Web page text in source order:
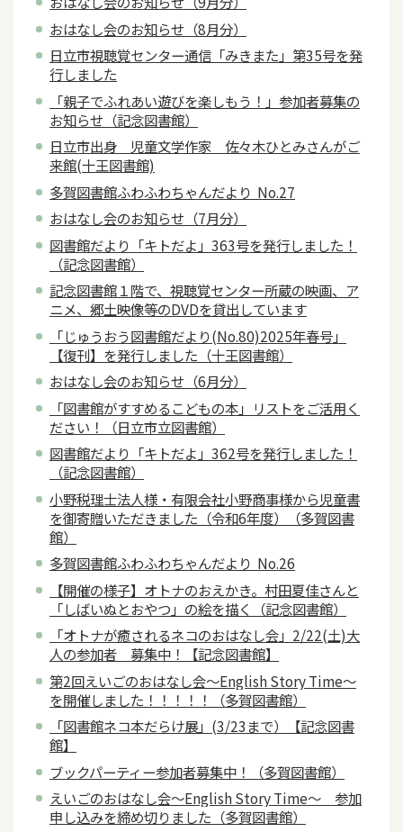
おはなし会のお知らせ（8月分）
日立市視聴覚センター通信「みきまた」第35号を発
行しました
「親子でふれあい遊びを楽しもう！」参加者募集の
お知らせ（記念図書館）
日立市出身 児童文学作家 佐々木ひとみさんがご
来館(十王図書館)
多賀図書館ふわふわちゃんだより No.27
おはなし会のお知らせ（7月分）
図書館だより「キトだよ」363号を発行しました！
（記念図書館）
記念図書館１階で、視聴覚センター所蔵の映画、ア
ニメ、郷土映像等のDVDを貸出しています
「じゅうおう図書館だより(No.80)2025年春号」
【復刊】を発行しました（十王図書館）
おはなし会のお知らせ（6月分）
「図書館がすすめるこどもの本」リストをご活用く
ださい！（日立市立図書館）
図書館だより「キトだよ」362号を発行しました！
（記念図書館）
小野税理士法人様・有限会社小野商事様から児童書
を御寄贈いただきました（令和6年度）（多賀図書
館）
多賀図書館ふわふわちゃんだより No.26
【開催の様子】オトナのおえかき。村田夏佳さんと
「しばいぬとおやつ」の絵を描く（記念図書館）
「オトナが癒されるネコのおはなし会」2/22(土)大
人の参加者 募集中！【記念図書館】
第2回えいごのおはなし会～English Story Time～
を開催しました！！！！！（多賀図書館）
「図書館ネコ本だらけ展」(3/23まで）【記念図書
館】
ブックパーティー参加者募集中！（多賀図書館）
えいごのおはなし会～English Story Time～ 参加
申し込みを締め切りました（多賀図書館）